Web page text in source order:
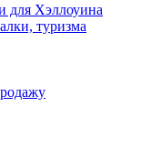
для Хэллоуина
туризма